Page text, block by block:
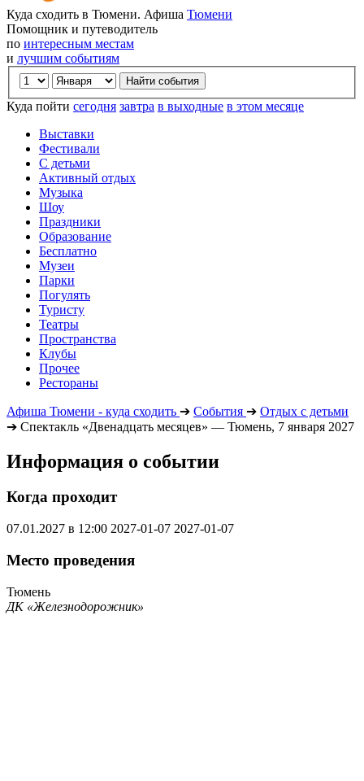
Куда сходить в Тюмени. Афиша Тюмени
Помощник и путеводитель
по интересным местам
и лучшим событиям
Куда пойти сегодня завтра в выходные в этом месяце
Выставки
Фестивали
С детьми
Активный отдых
Музыка
Шоу
Праздники
Образование
Бесплатно
Музеи
Парки
Погулять
Туристу
Театры
Пространства
Клубы
Прочее
Рестораны
Афиша Тюмени - куда сходить ➔ События ➔ Отдых с детьми
➔ Спектакль «Двенадцать месяцев» — Тюмень, 7 января 2027
Информация о событии
Когда проходит
07.01.2027 в 12:00 2027-01-07 2027-01-07
Место проведения
Тюмень
ДК «Железнодорожник»